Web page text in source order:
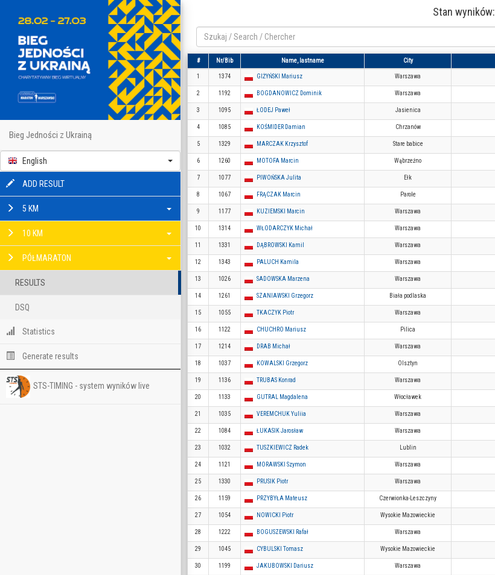
Bieg Jedności z Ukrainą
English
ADD RESULT
5 KM
10 KM
PÓŁMARATON
RESULTS
DSQ
Statistics
Generate results
STS-TIMING - system wyników live
Stan wyników:
# Nr/Bib Name, lastname City
1 1374 GIŻYŃSKI Mariusz Warszawa
2 1192 BOGDANOWICZ Dominik Warszawa
3 1095 ŁODEJ Paweł Jasienica
4 1085 KOŚMIDER Damian Chrzanów
5 1329 MARCZAK Krzysztof Stare babice
6 1260 MOTOFA Marcin Wąbrzeźno
7 1077 PIWOŃSKA Julita Ełk
8 1067 FRĄCZAK Marcin Parole
9 1177 KUZIEMSKI Marcin Warszawa
10 1314 WŁODARCZYK Michał Warszawa
11 1331 DĄBROWSKI Kamil Warszawa
12 1343 PALUCH Kamila Warszawa
13 1026 SADOWSKA Marzena Warszawa
14 1261 SZANIAWSKI Grzegorz Biała podlaska
15 1055 TKACZYK Piotr Warszawa
16 1122 CHUCHRO Mariusz Pilica
17 1214 DRAB Michał Warszawa
18 1037 KOWALSKI Grzegorz Olsztyn
19 1136 TRUBAS Konrad Warszawa
20 1133 GUTRAL Magdalena Włocławek
21 1035 VEREMCHUK Yuliia Warszawa
22 1084 ŁUKASIK Jarosław Warszawa
23 1032 TUSZKIEWICZ Radek Lublin
24 1121 MORAWSKI Szymon Warszawa
25 1330 PRUSIK Piotr Warszawa
26 1159 PRZYBYŁA Mateusz Czerwionka-Leszczyny
27 1054 NOWICKI Piotr Wysokie Mazowieckie
28 1222 BOGUSZEWSKI Rafał Warszawa
29 1045 CYBULSKI Tomasz Wysokie Mazowieckie
30 1199 JAKUBOWSKI Dariusz Warszawa